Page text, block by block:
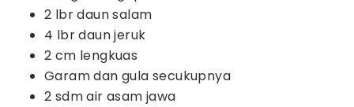
2 lbr daun salam
4 lbr daun jeruk
2 cm lengkuas
Garam dan gula secukupnya
2 sdm air asam jawa